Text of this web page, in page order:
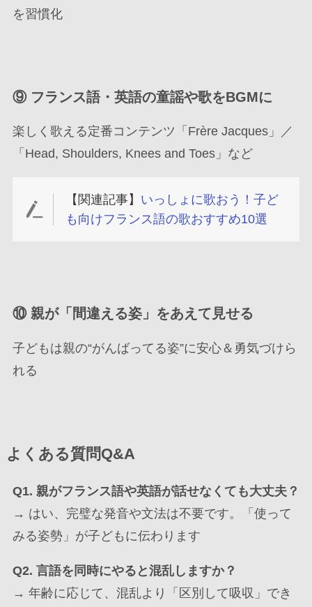
を習慣化
⑨ フランス語・英語の童謡や歌をBGMに
楽しく歌える定番コンテンツ「Frère Jacques」／
「Head, Shoulders, Knees and Toes」など
【関連記事】 いっしょに歌おう！子ど
も向けフランス語の歌おすすめ10選
⑩ 親が「間違える姿」をあえて見せる
子どもは親の“がんばってる姿”に安心＆勇気づけら
れる
よくある質問Q&A
Q1. 親がフランス語や英語が話せなくても大丈夫？
→ はい、完璧な発音や文法は不要です。「使って
みる姿勢」が子どもに伝わります
Q2. 言語を同時にやると混乱しますか？
→ 年齢に応じて、混乱より「区別して吸収」でき